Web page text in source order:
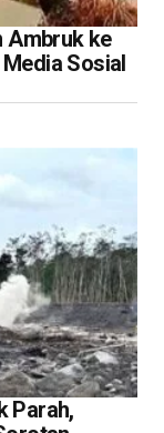
Ambruk ke
Sosial
Parah,